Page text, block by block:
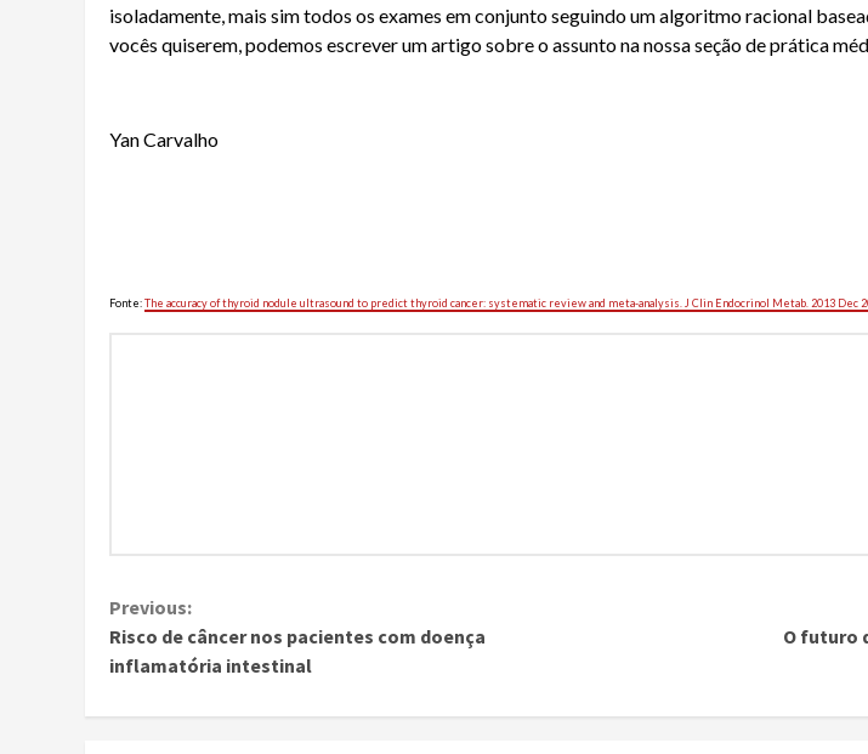
isoladamente, mais sim todos os exames em conjunto seguindo um algoritmo racional
vocês quiserem, podemos escrever um artigo sobre o assunto na nossa seção de prática
Yan Carvalho
Fonte:The accuracy of thyroid nodule ultrasound to predict thyroid cancer: systematic review and meta-analysis. J Clin Endocrinol Metab. 2013 Dec
Continue
Reading
Previous:
Risco de câncer nos pacientes com doença
inflamatória intestinal
O futuro